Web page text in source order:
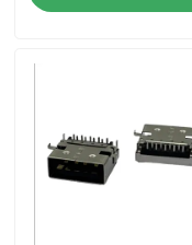
Tentang kami
Tur Pabrik